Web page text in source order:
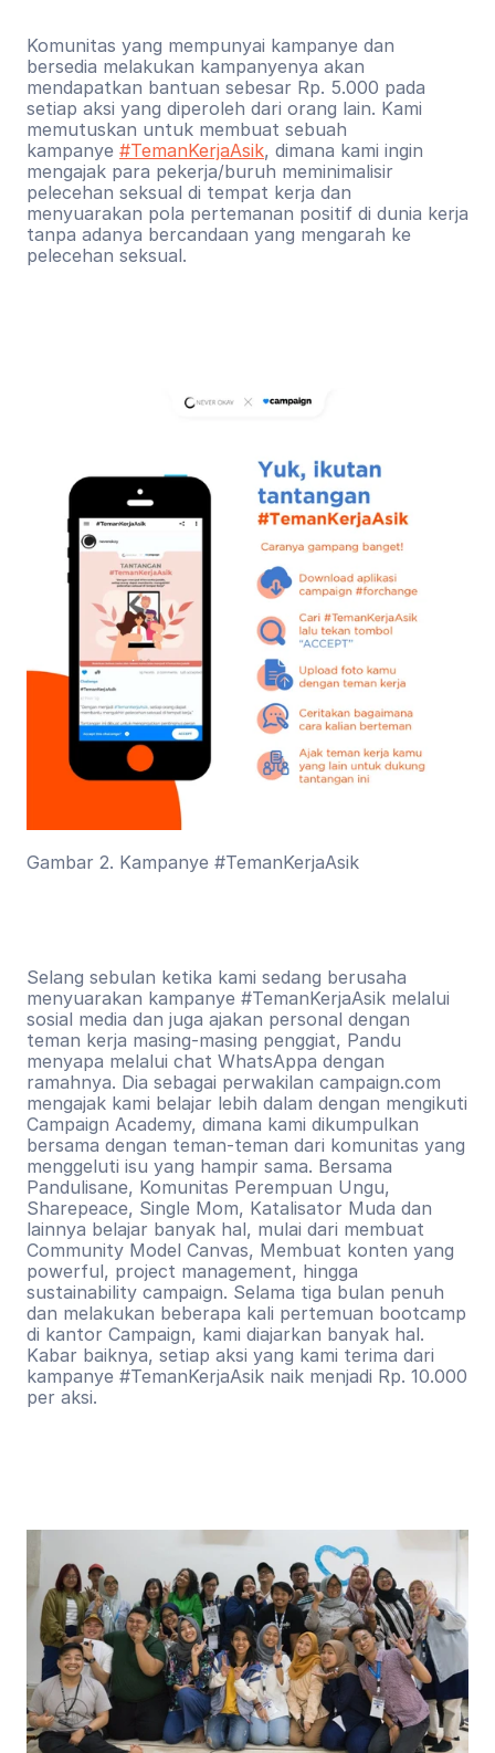
Komunitas yang mempunyai kampanye dan
bersedia melakukan kampanyenya akan
mendapatkan bantuan sebesar Rp. 5.000 pada
setiap aksi yang diperoleh dari orang lain. Kami
memutuskan untuk membuat sebuah
kampanye #TemanKerjaAsik, dimana kami ingin
mengajak para pekerja/buruh meminimalisir
pelecehan seksual di tempat kerja dan
menyuarakan pola pertemanan positif di dunia kerja
tanpa adanya bercandaan yang mengarah ke
pelecehan seksual.
Gambar 2. Kampanye #TemanKerjaAsik
Selang sebulan ketika kami sedang berusaha
menyuarakan kampanye #TemanKerjaAsik melalui
sosial media dan juga ajakan personal dengan
teman kerja masing-masing penggiat, Pandu
menyapa melalui chat WhatsAppa dengan
ramahnya. Dia sebagai perwakilan campaign.com
mengajak kami belajar lebih dalam dengan mengikuti
Campaign Academy, dimana kami dikumpulkan
bersama dengan teman-teman dari komunitas yang
menggeluti isu yang hampir sama. Bersama
Pandulisane, Komunitas Perempuan Ungu,
Sharepeace, Single Mom, Katalisator Muda dan
lainnya belajar banyak hal, mulai dari membuat
Community Model Canvas, Membuat konten yang
powerful, project management, hingga
sustainability campaign. Selama tiga bulan penuh
dan melakukan beberapa kali pertemuan bootcamp
di kantor Campaign, kami diajarkan banyak hal.
Kabar baiknya, setiap aksi yang kami terima dari
kampanye #TemanKerjaAsik naik menjadi Rp. 10.000
per aksi.